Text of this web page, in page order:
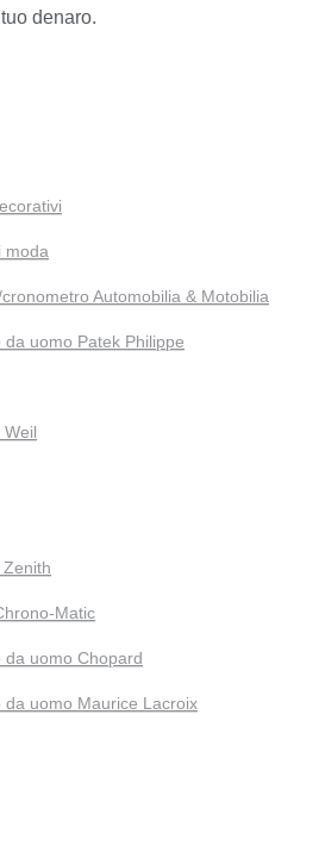
denaro.
moda
Automobilia & Motobilia
uomo Patek Philippe
Matic
uomo Chopard
da uomo Maurice Lacroix